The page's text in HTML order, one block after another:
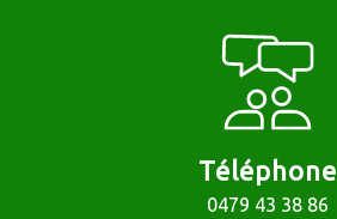
Téléphone
0479 43 38 86